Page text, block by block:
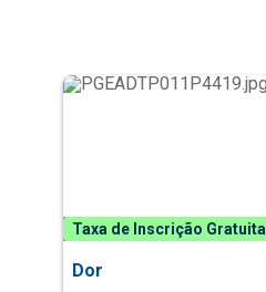
Taxa de Inscrição Gratuita
Dor